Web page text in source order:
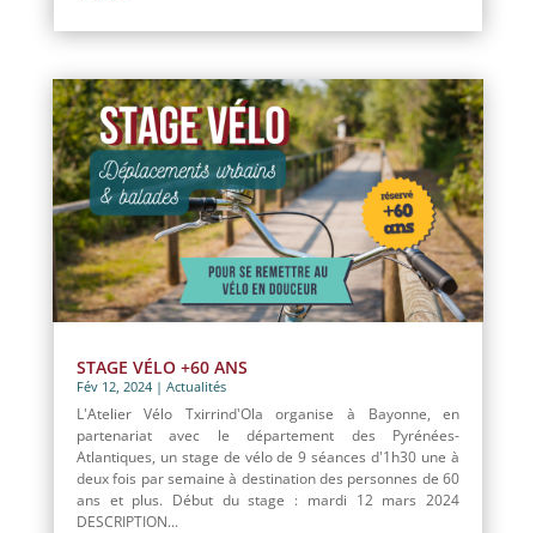
STAGE VÉLO +60 ANS
Fév 12, 2024| Actualités
L'Atelier Vélo Txirrind'Ola organise à Bayonne, en
partenariat avec le département des Pyrénées-
Atlantiques, un stage de vélo de 9 séances d'1h30 une à
deux fois par semaine à destination des personnes de 60
ans et plus. Début du stage : mardi 12 mars 2024
DESCRIPTION...